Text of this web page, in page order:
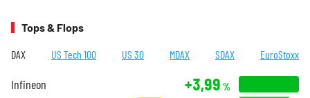
Tops & Flops
DAX US Tech 100 US 30 MDAX SDAX EuroStoxx
Infineon +3,99 %